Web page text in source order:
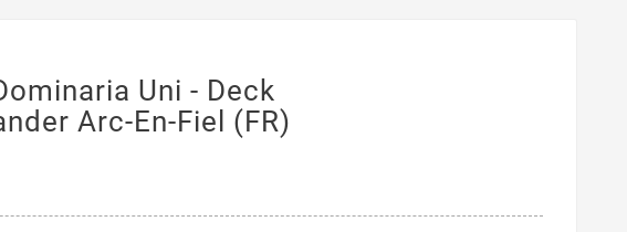
Uni - Deck
Arc-En-Fiel (FR)